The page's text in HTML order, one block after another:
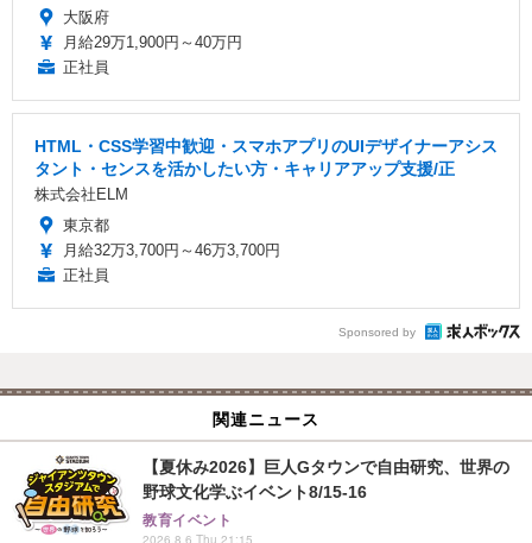
大阪府
月給29万1,900円～40万円
正社員
HTML・CSS学習中歓迎・スマホアプリのUIデザイナーアシス
タント・センスを活かしたい方・キャリアアップ支援/正
株式会社ELM
東京都
月給32万3,700円～46万3,700円
正社員
Sponsored by
関連ニュース
【夏休み2026】巨人Gタウンで自由研究、世界の
野球文化学ぶイベント8/15-16
教育イベント